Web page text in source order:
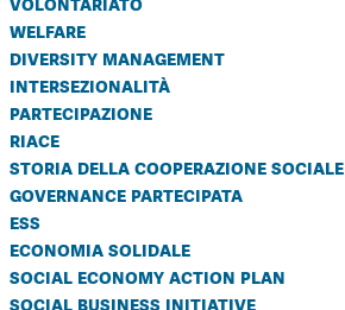
welfare
diversity management
intersezionalità
partecipazione
riace
storia della cooperazione sociale
governance partecipata
ess
economia solidale
social economy action plan
social business initiative